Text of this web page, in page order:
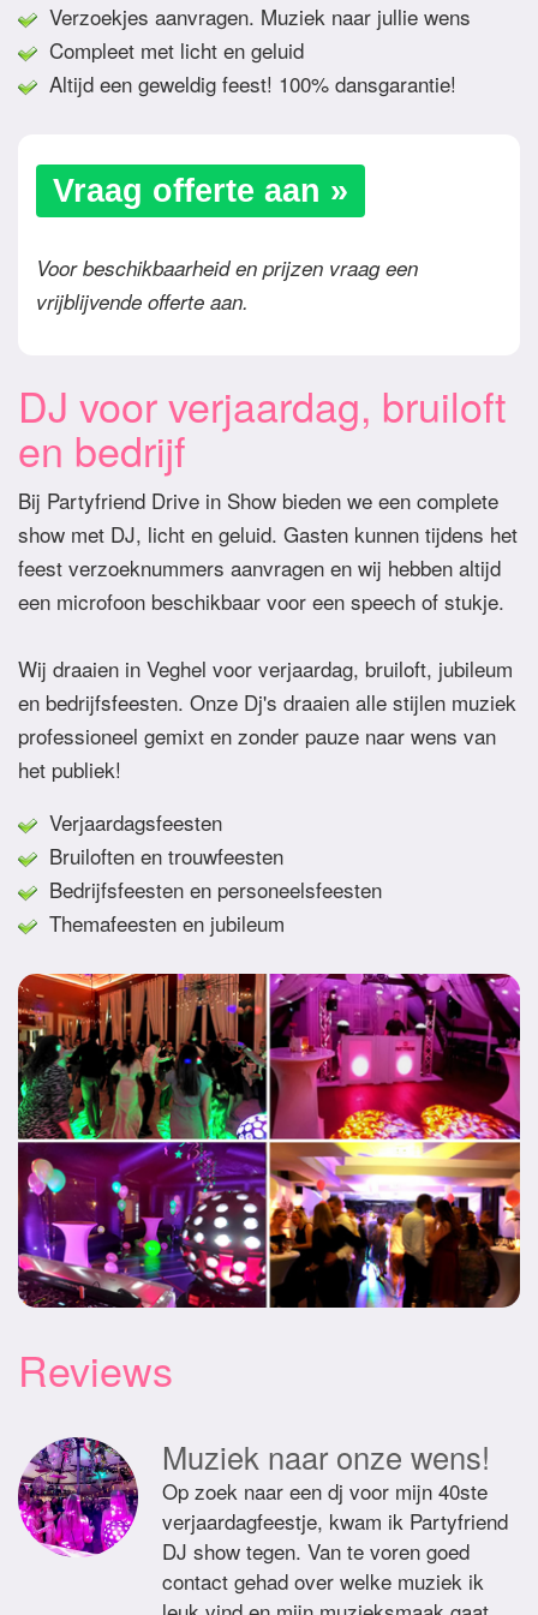
Verzoekjes aanvragen. Muziek naar jullie wens
Compleet met licht en geluid
Altijd een geweldig feest! 100% dansgarantie!
Vraag offerte aan »
Voor beschikbaarheid en prijzen vraag een
vrijblijvende offerte aan.
DJ voor verjaardag, bruiloft
en bedrijf
Bij Partyfriend Drive in Show bieden we een complete
show met DJ, licht en geluid. Gasten kunnen tijdens het
feest verzoeknummers aanvragen en wij hebben altijd
een microfoon beschikbaar voor een speech of stukje.
Wij draaien in Veghel voor verjaardag, bruiloft, jubileum
en bedrijfsfeesten. Onze Dj's draaien alle stijlen muziek
professioneel gemixt en zonder pauze naar wens van
het publiek!
Verjaardagsfeesten
Bruiloften en trouwfeesten
Bedrijfsfeesten en personeelsfeesten
Themafeesten en jubileum
Reviews
Muziek naar onze wens!
Op zoek naar een dj voor mijn 40ste
verjaardagfeestje, kwam ik Partyfriend
DJ show tegen. Van te voren goed
contact gehad over welke muziek ik